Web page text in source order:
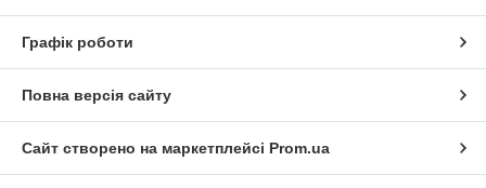
Графік роботи
Повна версія сайту
Сайт створено на маркетплейсі Prom.ua